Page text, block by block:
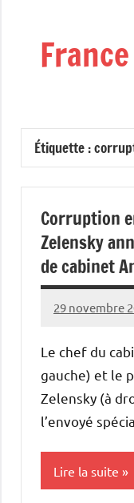
contenu
Étiquette :
Corruption
Zelensky
de cabinet
29 novembre
Admins
Le chef du
gauche) et le
Zelensky (à
l’envoyé
Lire la suite